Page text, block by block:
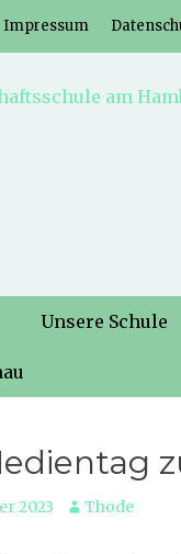
Menü
Impressum
Unsere Schule
2023 Autor
Thode